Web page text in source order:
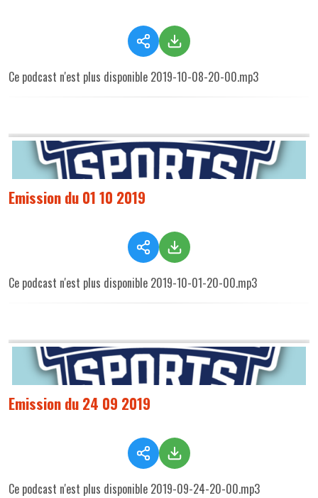
Ce podcast n'est plus disponible 2019-10-08-20-00.mp3
Emission du 01 10 2019
Ce podcast n'est plus disponible 2019-10-01-20-00.mp3
Emission du 24 09 2019
Ce podcast n'est plus disponible 2019-09-24-20-00.mp3